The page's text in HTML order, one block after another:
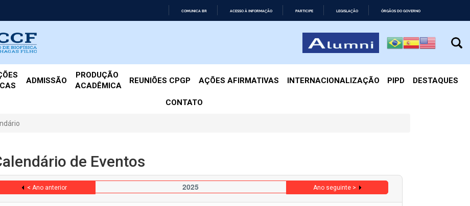
COMUNICA BR ACESSO À INFORMAÇÃO PARTICIPE LEGISLAÇÃO ÓRGÃOS DO GOVERNO
ADMISSÃO
PRODUÇÃO
ACADÊMICA
REUNIÕES CPGP AÇÕES AFIRMATIVAS INTERNACIONALIZAÇÃO PIPD DESTAQUES
CONTATO
de Eventos
< Ano anterior 2025 Ano seguinte >